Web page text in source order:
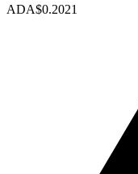
ADA$0.2021